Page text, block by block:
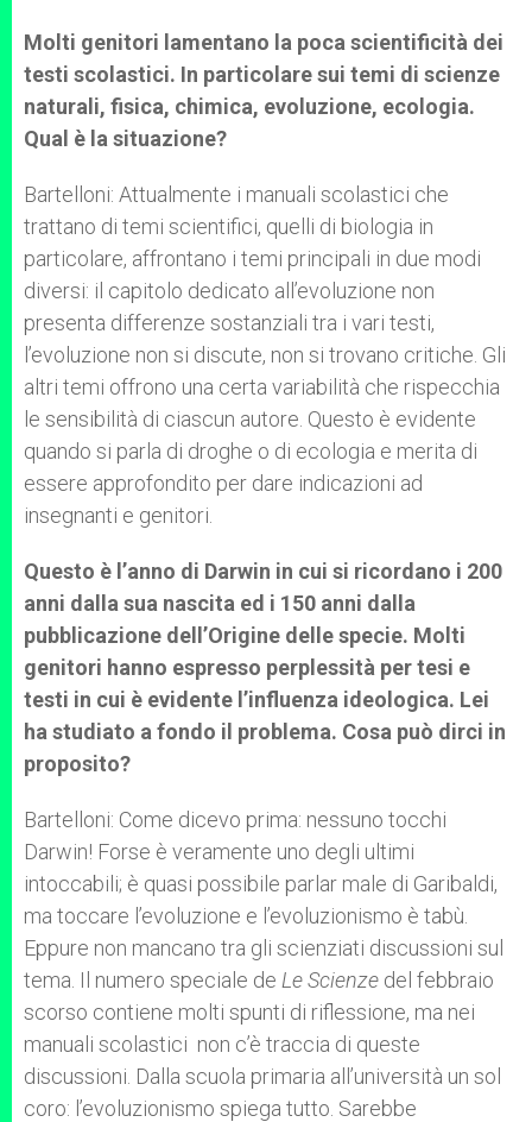
Molti genitori lamentano la poca scientificità dei
testi scolastici. In particolare sui temi di scienze
naturali, fisica, chimica, evoluzione, ecologia.
Qual è la situazione?
Bartelloni: Attualmente i manuali scolastici che
trattano di temi scientifici, quelli di biologia in
particolare, affrontano i temi principali in due modi
diversi: il capitolo dedicato all’evoluzione non
presenta differenze sostanziali tra i vari testi,
l’evoluzione non si discute, non si trovano critiche. Gli
altri temi offrono una certa variabilità che rispecchia
le sensibilità di ciascun autore. Questo è evidente
quando si parla di droghe o di ecologia e merita di
essere approfondito per dare indicazioni ad
insegnanti e genitori.
Questo è l’anno di Darwin in cui si ricordano i 200
anni dalla sua nascita ed i 150 anni dalla
pubblicazione dell’Origine delle specie. Molti
genitori hanno espresso perplessità per tesi e
testi in cui è evidente l’influenza ideologica. Lei
ha studiato a fondo il problema. Cosa può dirci in
proposito?
Bartelloni: Come dicevo prima: nessuno tocchi
Darwin! Forse è veramente uno degli ultimi
intoccabili; è quasi possibile parlar male di Garibaldi,
ma toccare l’evoluzione e l’evoluzionismo è tabù.
Eppure non mancano tra gli scienziati discussioni sul
tema. Il numero speciale de Le Scienze del febbraio
scorso contiene molti spunti di riflessione, ma nei
manuali scolastici non c’è traccia di queste
discussioni. Dalla scuola primaria all’università un sol
coro: l’evoluzionismo spiega tutto. Sarebbe